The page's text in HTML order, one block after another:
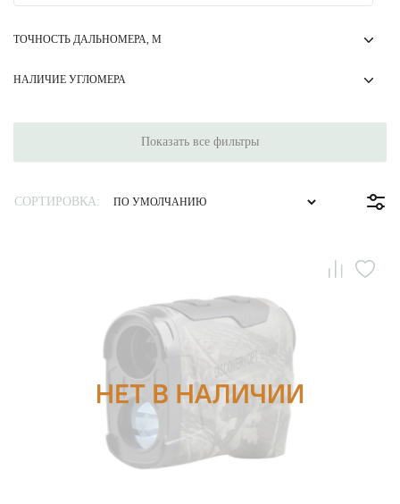
ТОЧНОСТЬ ДАЛЬНОМЕРА, М
НАЛИЧИЕ УГЛОМЕРА
Показать все фильтры
СОРТИРОВКА: